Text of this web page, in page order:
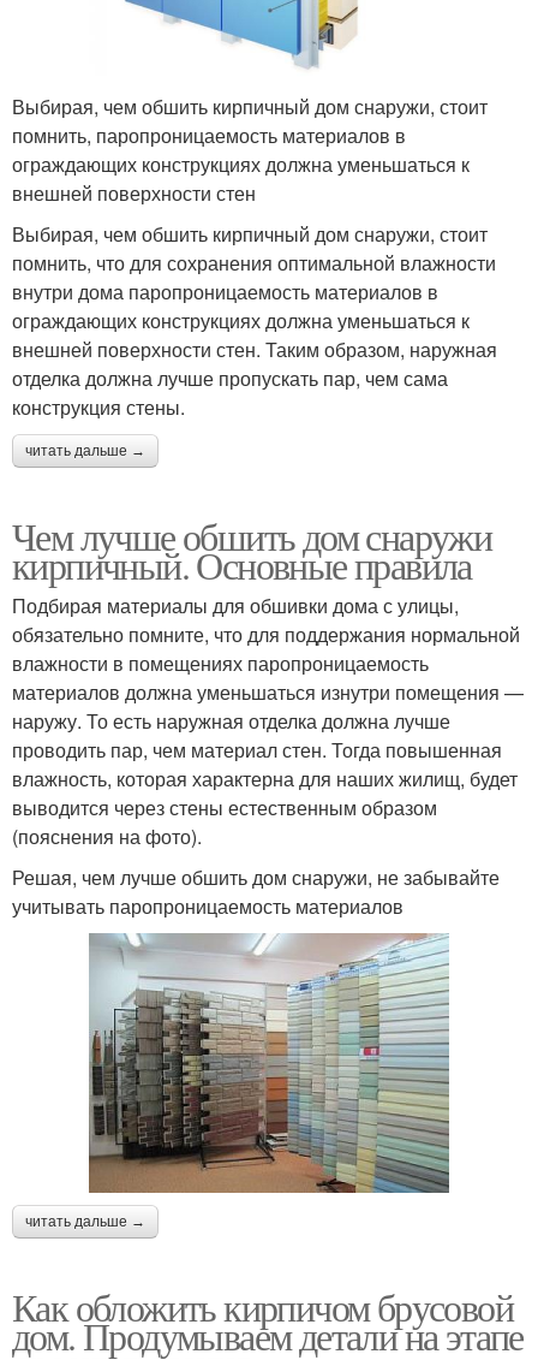
Выбирая, чем обшить кирпичный дом снаружи, стоит
помнить, паропроницаемость материалов в
ограждающих конструкциях должна уменьшаться к
внешней поверхности стен
Выбирая, чем обшить кирпичный дом снаружи, стоит
помнить, что для сохранения оптимальной влажности
внутри дома паропроницаемость материалов в
ограждающих конструкциях должна уменьшаться к
внешней поверхности стен. Таким образом, наружная
отделка должна лучше пропускать пар, чем сама
конструкция стены.
читать дальше →
Чем лучше обшить дом снаружи
кирпичный. Основные правила
Подбирая материалы для обшивки дома с улицы,
обязательно помните, что для поддержания нормальной
влажности в помещениях паропроницаемость
материалов должна уменьшаться изнутри помещения —
наружу. То есть наружная отделка должна лучше
проводить пар, чем материал стен. Тогда повышенная
влажность, которая характерна для наших жилищ, будет
выводится через стены естественным образом
(пояснения на фото).
Решая, чем лучше обшить дом снаружи, не забывайте
учитывать паропроницаемость материалов
читать дальше →
Как обложить кирпичом брусовой
дом. Продумываем детали на этапе